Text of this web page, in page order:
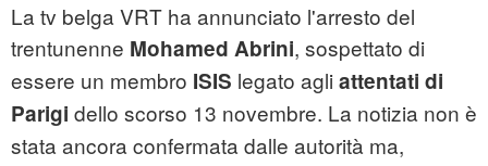
La tv belga VRT ha annunciato l'arresto del
trentunenne Mohamed Abrini, sospettato di
essere un membro ISIS legato agli attentati di
Parigi dello scorso 13 novembre. La notizia non è
stata ancora confermata dalle autorità ma,